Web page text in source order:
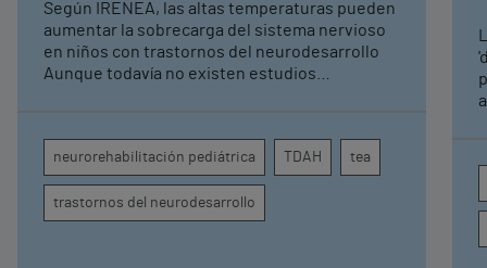
neurorrehabilitación
pediátrica de Vithas
Según IRENEA, las altas temperaturas pueden
aumentar la sobrecarga del sistema nervioso
en niños con trastornos del neurodesarrollo
Aunque todavía no existen estudios
atención, la regulación emocional y la
conducta
neurorehabilitación pediátrica TDAH tea
trastornos del neurodesarrollo